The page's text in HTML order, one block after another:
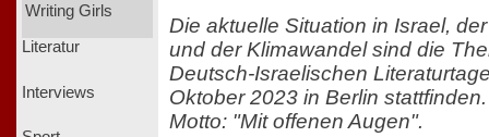
Writing Girls
Literatur
Interviews
Die aktuelle Situation in Israel,
und der Klimawandel sind die
Deutsch-Israelischen
Oktober 2023 in Berlin
Motto: "Mit offenen Augen".